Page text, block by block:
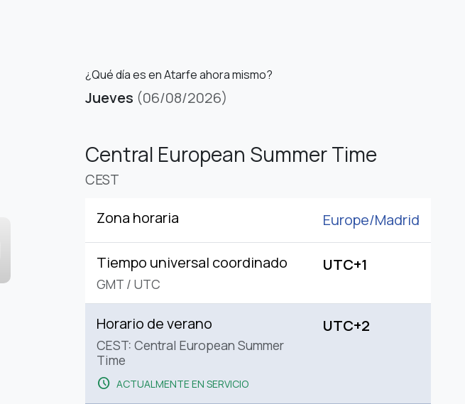
¿Qué día es en Atarfe ahora mismo?
Jueves (06/08/2026)
Central European Summer Time
CEST
Zona horaria Europe/Madrid
Tiempo universal coordinado
GMT / UTC
UTC+1
Horario de verano
CEST: Central European Summer
Time
schedule ACTUALMENTE EN SERVICIO
UTC+2